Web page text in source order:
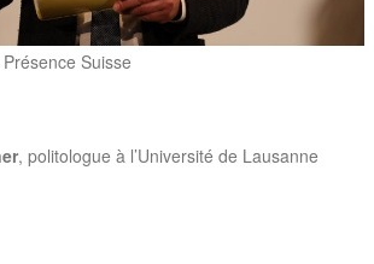
Suisse
, politologue à l’Université de Lausanne